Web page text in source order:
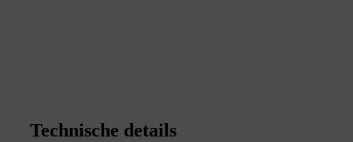
Technische details